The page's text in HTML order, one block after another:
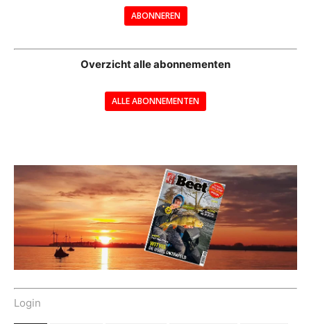
ABONNEREN
Overzicht alle abonnementen
ALLE ABONNEMENTEN
Login